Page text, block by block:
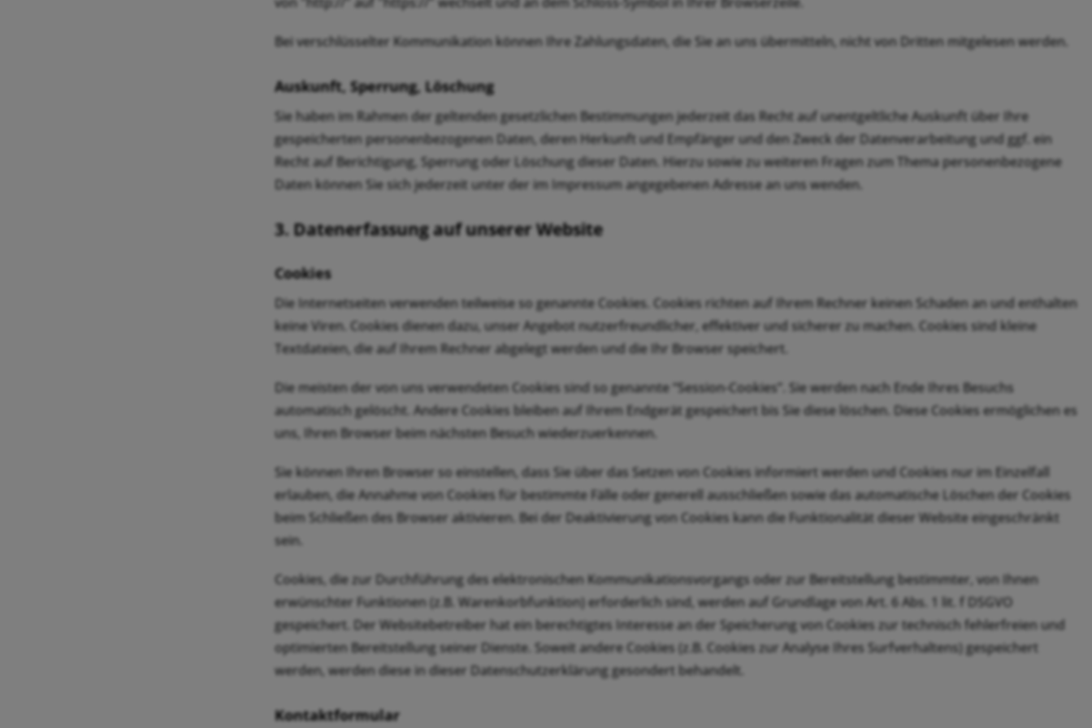
Bei verschlüsselter Kommunikation können Ihre Zahlungsdaten, die Sie an uns übermitteln, nicht von Dritten mitgelesen werden.
Auskunft, Sperrung, Löschung
Sie haben im Rahmen der geltenden gesetzlichen Bestimmungen jederzeit das Recht auf unentgeltliche Auskunft über Ihre
gespeicherten personenbezogenen Daten, deren Herkunft und Empfänger und den Zweck der Datenverarbeitung und ggf. ein
Recht auf Berichtigung, Sperrung oder Löschung dieser Daten. Hierzu sowie zu weiteren Fragen zum Thema personenbezogene
Daten können Sie sich jederzeit unter der im Impressum angegebenen Adresse an uns wenden.
3. Datenerfassung auf unserer Website
Cookies
Die Internetseiten verwenden teilweise so genannte Cookies. Cookies richten auf Ihrem Rechner keinen Schaden an und enthalten
keine Viren. Cookies dienen dazu, unser Angebot nutzerfreundlicher, effektiver und sicherer zu machen. Cookies sind kleine
Textdateien, die auf Ihrem Rechner abgelegt werden und die Ihr Browser speichert.
Die meisten der von uns verwendeten Cookies sind so genannte “Session-Cookies”. Sie werden nach Ende Ihres Besuchs
automatisch gelöscht. Andere Cookies bleiben auf Ihrem Endgerät gespeichert bis Sie diese löschen. Diese Cookies ermöglichen es
uns, Ihren Browser beim nächsten Besuch wiederzuerkennen.
Sie können Ihren Browser so einstellen, dass Sie über das Setzen von Cookies informiert werden und Cookies nur im Einzelfall
erlauben, die Annahme von Cookies für bestimmte Fälle oder generell ausschließen sowie das automatische Löschen der Cookies
beim Schließen des Browser aktivieren. Bei der Deaktivierung von Cookies kann die Funktionalität dieser Website eingeschränkt
sein.
Cookies, die zur Durchführung des elektronischen Kommunikationsvorgangs oder zur Bereitstellung bestimmter, von Ihnen
erwünschter Funktionen (z.B. Warenkorbfunktion) erforderlich sind, werden auf Grundlage von Art. 6 Abs. 1 lit. f DSGVO
gespeichert. Der Websitebetreiber hat ein berechtigtes Interesse an der Speicherung von Cookies zur technisch fehlerfreien und
optimierten Bereitstellung seiner Dienste. Soweit andere Cookies (z.B. Cookies zur Analyse Ihres Surfverhaltens) gespeichert
werden, werden diese in dieser Datenschutzerklärung gesondert behandelt.
Kontaktformular